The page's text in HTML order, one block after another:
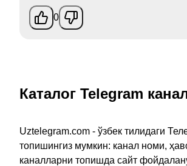
0
Каталог Telegram
Uztelegram.com - ўзбек тилидаги
топишингиз мумкин: канал номи,
каналларни топишда сайт